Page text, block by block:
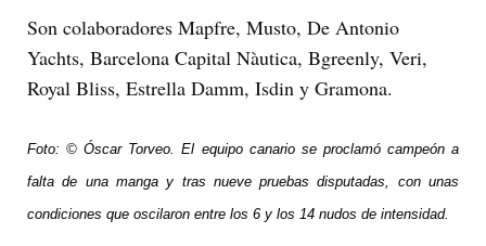
Son colaboradores Mapfre, Musto, De Antonio
Yachts, Barcelona Capital Nàutica, Bgreenly, Veri,
Royal Bliss, Estrella Damm, Isdin y Gramona.
Foto: © Óscar Torveo. El equipo canario se proclamó campeón a
falta de una manga y tras nueve pruebas disputadas, con unas
condiciones que oscilaron entre los 6 y los 14 nudos de intensidad.